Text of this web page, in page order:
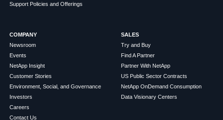
Support Policies and Offerings
COMPANY
Newsroom
Events
NetApp Insight
Customer Stories
Environment, Social, and Governance
Investors
Careers
Contact Us
SALES
Try and Buy
Find A Partner
Partner With NetApp
US Public Sector Contracts
NetApp OnDemand Consumption
Data Visionary Centers